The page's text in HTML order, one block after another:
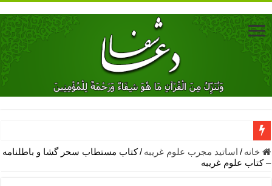
دعای جلب محبت فوری معشوق – دعای جلب محبت شوهر
دعای مشکل گشا برای رفع فقر – ذکرهای روزی‌ بخش
خانه / اساتید مجرب علوم غریبه /کتاب مستطاب سحر گشا و باطلنامه
– کتاب علوم غریبه